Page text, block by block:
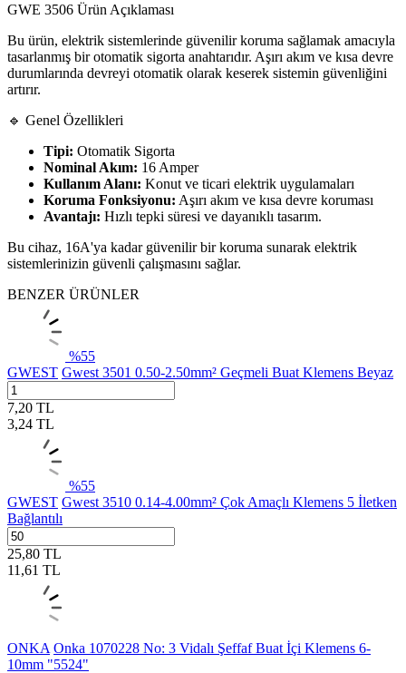
GWE 3506 Ürün Açıklaması
Bu ürün, elektrik sistemlerinde güvenilir koruma sağlamak amacıyla
tasarlanmış bir otomatik sigorta anahtarıdır. Aşırı akım ve kısa devre
durumlarında devreyi otomatik olarak keserek sistemin güvenliğini
artırır.
🔹 Genel Özellikleri
Tipi: Otomatik Sigorta
Nominal Akım: 16 Amper
Kullanım Alanı: Konut ve ticari elektrik uygulamaları
Koruma Fonksiyonu: Aşırı akım ve kısa devre koruması
Avantajı: Hızlı tepki süresi ve dayanıklı tasarım.
Bu cihaz, 16A'ya kadar güvenilir bir koruma sunarak elektrik
sistemlerinizin güvenli çalışmasını sağlar.
BENZER ÜRÜNLER
%55
GWEST Gwest 3501 0.50-2.50mm² Geçmeli Buat Klemens Beyaz
7,20 TL
3,24 TL
%55
GWEST Gwest 3510 0.14-4.00mm² Çok Amaçlı Klemens 5 İletken
Bağlantılı
25,80 TL
11,61 TL
ONKA Onka 1070228 No: 3 Vidalı Şeffaf Buat İçi Klemens 6-
10mm "5524"